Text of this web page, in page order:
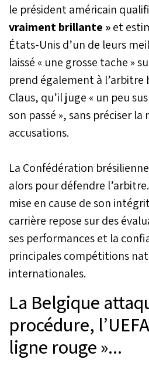
le président américain
vraiment brillante »et
États-Unis d’un de leurs
laissé « une grosse tache »
prend également à l’arbitre
Claus, qu’il juge « un peu
son passé », sans préciser la
accusations.
La Confédération
alors pour défendre
mise en cause de son
carrière repose sur des
ses performances et la
principales compétitions
internationales.
La Belgique
procédure,
ligne rouge »...